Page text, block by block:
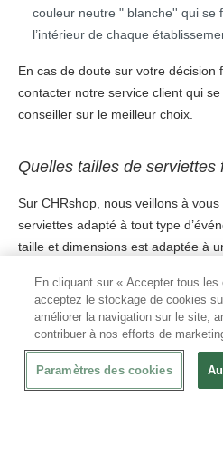
couleur neutre " blanche'' qui se
l’intérieur de chaque
En cas de doute sur votre décision
contacter notre service client qui
conseiller sur le meilleur choix.
Quelles tailles de serviettes
Sur CHRshop, nous veillons à
serviettes adapté à tout type
taille et dimensions est adaptée à
• Serviette 20×20 : Cette taille est
utilisation sous un verre ou sous
serviette pourra accompagner
événements tels que les cocktails
facilement la prendre en main tout
En cliquant sur « Accepter tous les
acceptez le stockage de cookies
améliorer la navigation sur le site,
contribuer à nos efforts de
Paramètres des cookies